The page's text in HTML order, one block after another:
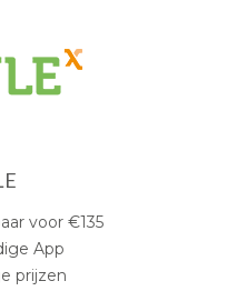
voor €135
App
prijzen